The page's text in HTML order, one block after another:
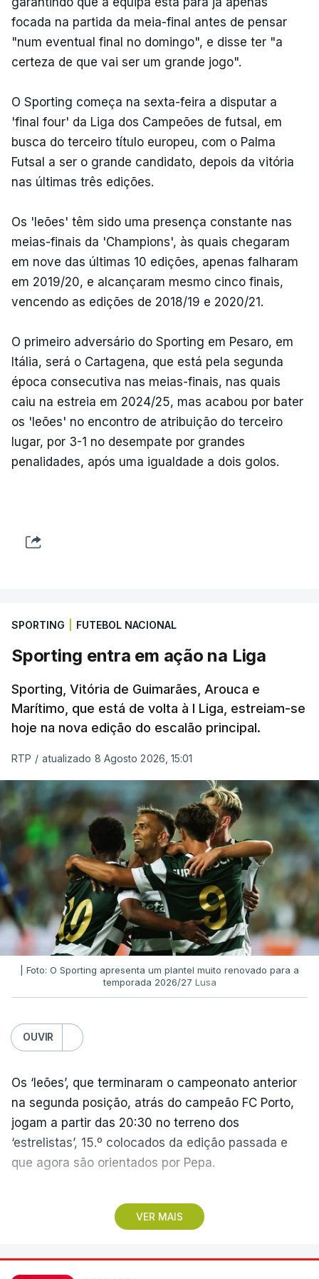
focada na partida da meia-final antes de pensar
"num eventual final no domingo", e disse ter "a
certeza de que vai ser um grande jogo".
O Sporting começa na sexta-feira a disputar a
'final four' da Liga dos Campeões de futsal, em
busca do terceiro título europeu, com o Palma
Futsal a ser o grande candidato, depois da vitória
nas últimas três edições.
Os 'leões' têm sido uma presença constante nas
meias-finais da 'Champions', às quais chegaram
em nove das últimas 10 edições, apenas falharam
em 2019/20, e alcançaram mesmo cinco finais,
vencendo as edições de 2018/19 e 2020/21.
O primeiro adversário do Sporting em Pesaro, em
Itália, será o Cartagena, que está pela segunda
época consecutiva nas meias-finais, nas quais
caiu na estreia em 2024/25, mas acabou por bater
os 'leões' no encontro de atribuição do terceiro
lugar, por 3-1 no desempate por grandes
penalidades, após uma igualdade a dois golos.
SPORTING FUTEBOL NACIONAL
Sporting entra em ação na Liga
Sporting, Vitória de Guimarães, Arouca e
Marítimo, que está de volta à I Liga, estreiam-se
hoje na nova edição do escalão principal.
RTP / atualizado 8 Agosto 2026, 15:01
| Foto: O Sporting apresenta um plantel muito renovado para a
temporada 2026/27 Lusa
OUVIR
VER MAIS
Os ‘leões’, que terminaram o campeonato anterior
na segunda posição, atrás do campeão FC Porto,
jogam a partir das 20:30 no terreno dos
‘estrelistas’, 15.º colocados da edição passada e
que agora são orientados por Pepa.
No primeiro encontro do dia, o Marítimo, vencedor
da II Liga, vai assinalar o regresso à 'elite' após
casa (15:30), diante do Casa Pia, formação que